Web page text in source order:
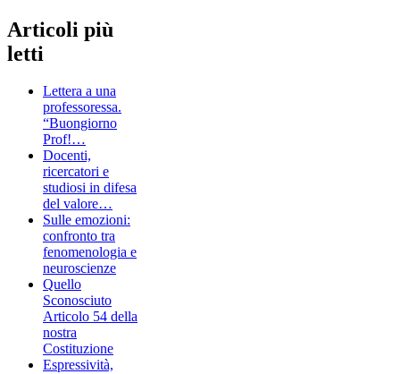
Articoli più
letti
Lettera a una
professoressa.
“Buongiorno
Prof!…
Docenti,
ricercatori e
studiosi in difesa
del valore…
Sulle emozioni:
confronto tra
fenomenologia e
neuroscienze
Quello
Sconosciuto
Articolo 54 della
nostra
Costituzione
Espressività,